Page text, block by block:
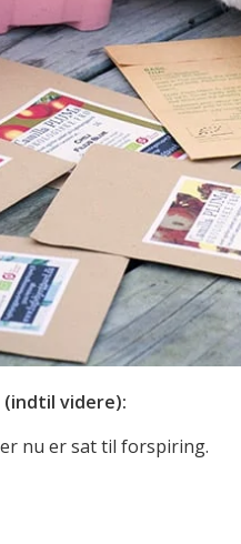
videre):
nu er sat til forspiring.